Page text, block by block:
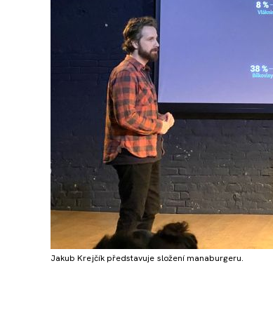
Jakub Krejčík představuje složení manaburgeru.